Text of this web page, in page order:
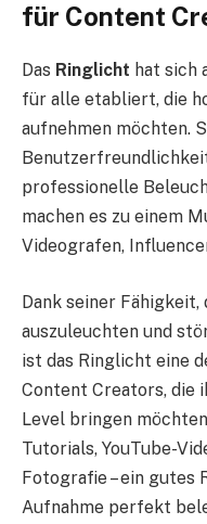
für Content
Das Ringlicht hat sich
für alle etabliert, die
aufnehmen möchten.
professionelle
machen es zu einem
Videografen,
Dank seiner
auszuleuchten und
ist das Ringlicht eine
Content Creators, die
Level bringen
Tutorials, YouTube-
Fotografie – ein gutes
Aufnahme perfekt